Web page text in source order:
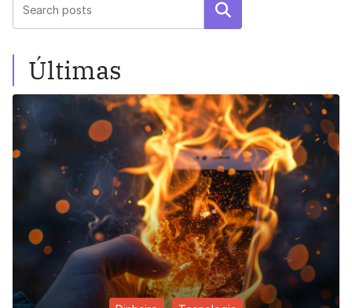
Pesquisar
Últimas